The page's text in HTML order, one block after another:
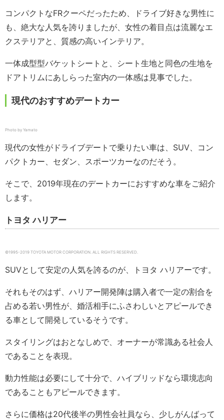
コンパクトなFRクーペだったため、ドライブ好きな男性に
も、絶大な人気を誇りましたが、女性の着目点は流麗なエ
クステリアと、質感の高いインテリア。
一体成型型バケットシートと、シート生地と同色の生地を
ドアトリムにあしらった室内の一体感は見事でした。
現代のおすすめデートカー
Photo by Yamato
現代の女性がドライブデートで乗りたい車は、SUV、コン
パクトカー、セダン、スポーツカーなのだそう。
そこで、2019年現在のデートカーにおすすめな車をご紹介
します。
トヨタ ハリアー
©1995-2019 TOYOTA MOTOR CORPORATION. ALL RIGHTS RESERVED.
SUVとして安定の人気を誇るのが、トヨタ ハリアーです。
それもそのはず、ハリアー開発陣は購入者で一定の割合を
占める若い男性が、婚活相手にふさわしいとアピールでき
る車として開発しているそうです。
スタイリングはおとなしめで、オーナーが常識ある社会人
であることを表現。
動力性能は必要にして十分で、ハイブリッドなら環境志向
であることもアピールできます。
さらに価格は20代後半の男性会社員なら、少しがんばって